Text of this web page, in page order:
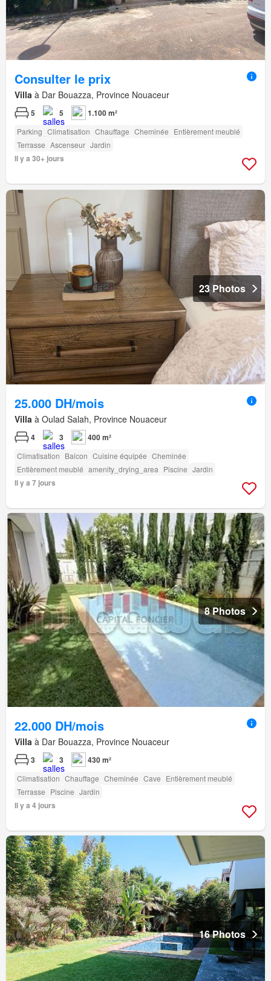
Consulter le prix
Villa à Dar Bouazza, Province Nouaceur
5 5 1.100 m²
Parking Climatisation Chauffage Cheminée Entièrement meublé
Terrasse Ascenseur Jardin
Il y a 30+ jours
23 Photos
25.000 DH/mois
Villa à Oulad Salah, Province Nouaceur
4 3 400 m²
Climatisation Balcon Cuisine équipée Cheminée
Entièrement meublé amenity_drying_area Piscine Jardin
Il y a 7 jours
8 Photos
22.000 DH/mois
Villa à Dar Bouazza, Province Nouaceur
3 3 430 m²
Climatisation Chauffage Cheminée Cave Entièrement meublé
Terrasse Piscine Jardin
Il y a 4 jours
16 Photos